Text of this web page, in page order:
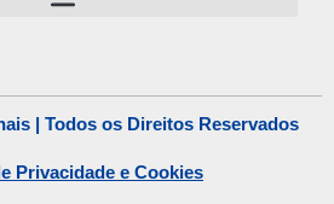
| Todos os Direitos Reservados
Privacidade e Cookies